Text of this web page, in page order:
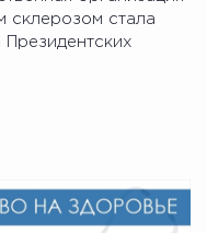
склерозом стала